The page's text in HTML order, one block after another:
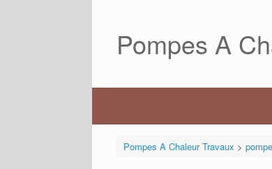
contentPompes A
Pompes A Chaleur Travaux >